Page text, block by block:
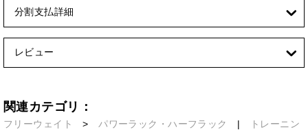
分割支払詳細
レビュー
関連カテゴリ：
フリーウェイト > パワーラック・ハーフラック |
トレーニン